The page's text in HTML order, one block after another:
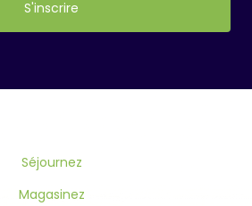
Séjournez
Magasinez